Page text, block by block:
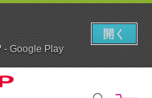
- Google Play
開く